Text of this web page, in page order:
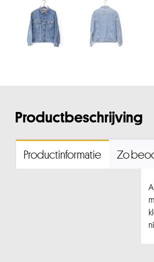
Productbeschrijving
Productinformatie Zo